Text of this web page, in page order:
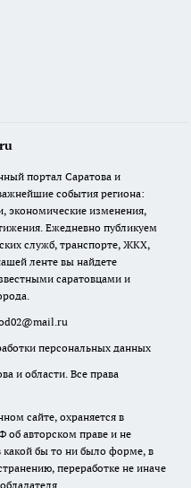
портал Саратова и
события региона:
экономические изменения,
Ежедневно публикуем
служб, транспорте, ЖКХ,
ленте вы найдете
саратовцами и
персональных данных
и области. Все права
сайте, охраняется в
об авторском праве и не
бы то ни было форме, в
переработке не иначе